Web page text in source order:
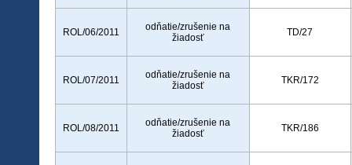
ROL/06/2011
odňatie/zrušenie na
žiadosť
TD/27
ROL/07/2011
odňatie/zrušenie na
žiadosť
TKR/172
ROL/08/2011
odňatie/zrušenie na
žiadosť
TKR/186